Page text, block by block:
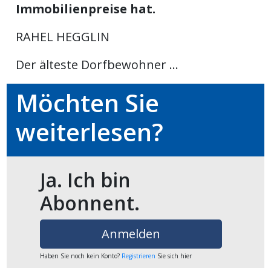
Immobilienpreise hat.
RAHEL HEGGLIN
Der älteste Dorfbewohner ...
Möchten Sie
weiterlesen?
Ja. Ich bin
Abonnent.
Anmelden
Haben Sie noch kein Konto? Registrieren Sie sich hier